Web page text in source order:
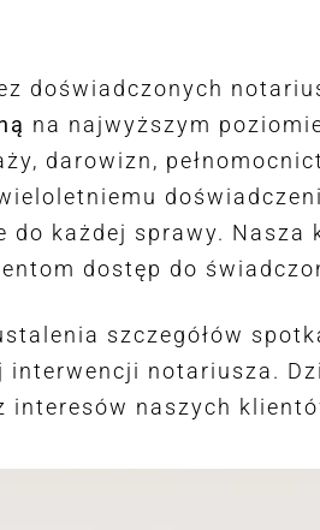
doświadczonych
na najwyższym
darowizn,
każdej sprawy. Nasza
dostęp do
szczegółów
notariusza.
interesów naszych